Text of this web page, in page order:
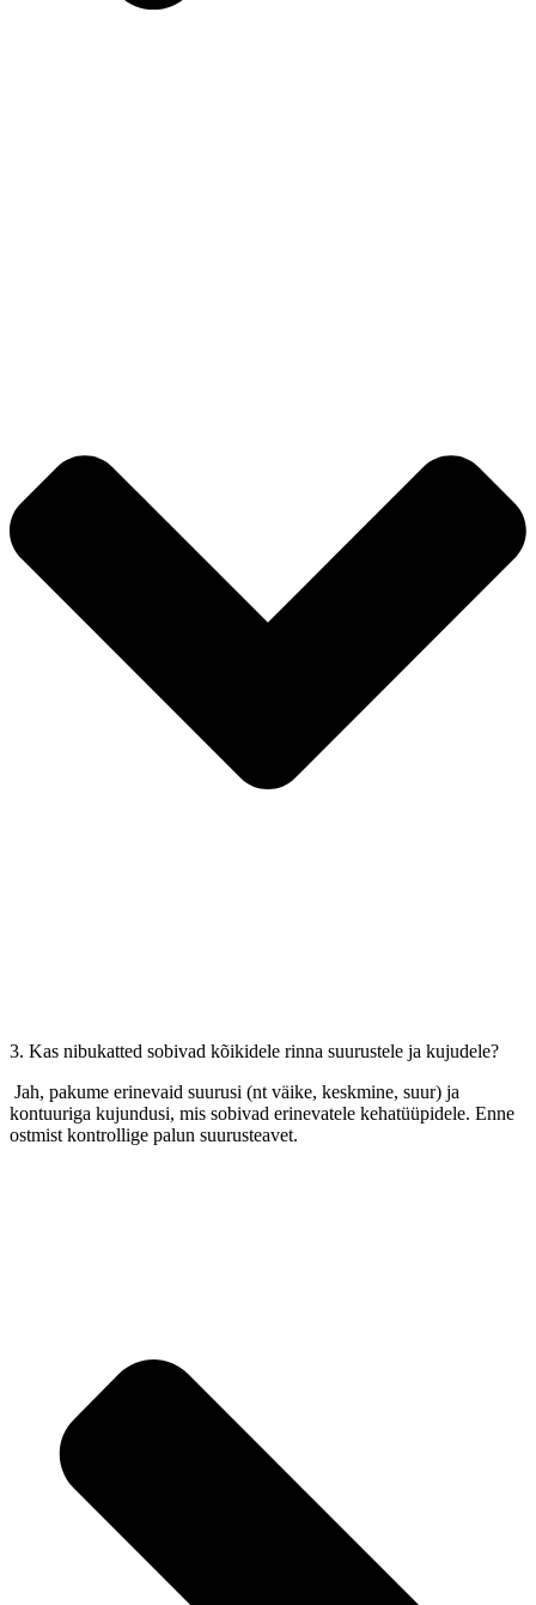
3. Kas nibukatted sobivad kõikidele rinna suurustele ja kujudele?
Jah, pakume erinevaid suurusi (nt väike, keskmine, suur) ja
kontuuriga kujundusi, mis sobivad erinevatele kehatüüpidele. Enne
ostmist kontrollige palun suurusteavet.